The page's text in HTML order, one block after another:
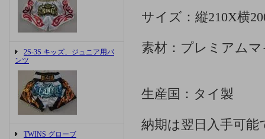
2S-3S キッズ、ジュニア用パ
ンツ
TWINS グローブ
サイズ：縦210X横
素材：プレミアム
生産国：タイ製
納期は翌日入手可